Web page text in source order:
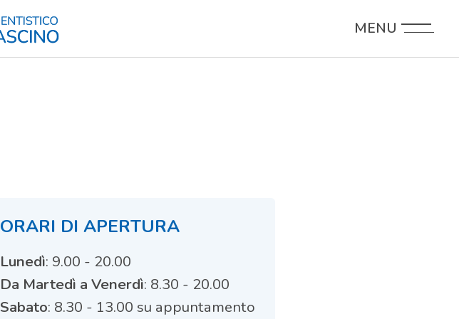
MENU
ORARI DI APERTURA
Lunedì: 9.00 - 20.00
Da Martedì a Venerdì: 8.30 - 20.00
Sabato: 8.30 - 13.00 su appuntamento